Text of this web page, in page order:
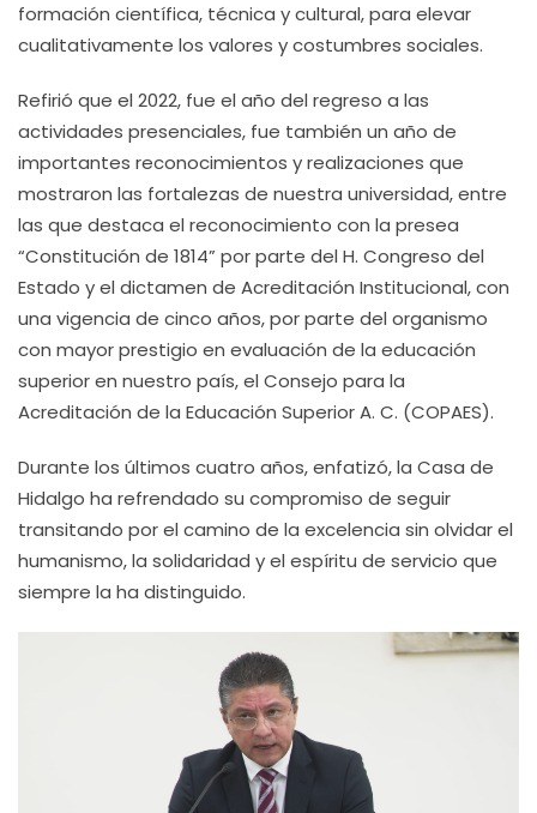
formación científica, técnica y cultural, para elevar
cualitativamente los valores y costumbres sociales.
Refirió que el 2022, fue el año del regreso a las
actividades presenciales, fue también un año de
importantes reconocimientos y realizaciones que
mostraron las fortalezas de nuestra universidad, entre
las que destaca el reconocimiento con la presea
“Constitución de 1814” por parte del H. Congreso del
Estado y el dictamen de Acreditación Institucional, con
una vigencia de cinco años, por parte del organismo
con mayor prestigio en evaluación de la educación
superior en nuestro país, el Consejo para la
Acreditación de la Educación Superior A. C. (COPAES).
Durante los últimos cuatro años, enfatizó, la Casa de
Hidalgo ha refrendado su compromiso de seguir
transitando por el camino de la excelencia sin olvidar el
humanismo, la solidaridad y el espíritu de servicio que
siempre la ha distinguido.